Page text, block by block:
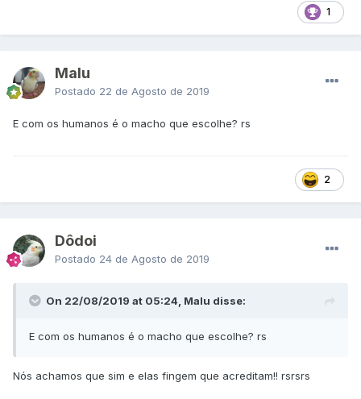
1
Malu
Postado 22 de Agosto de 2019
E com os humanos é o macho que escolhe? rs
2
Dôdoi
Postado 24 de Agosto de 2019
On 22/08/2019 at 05:24, Malu disse:
E com os humanos é o macho que escolhe? rs
Nós achamos que sim e elas fingem que acreditam!! rsrsrs